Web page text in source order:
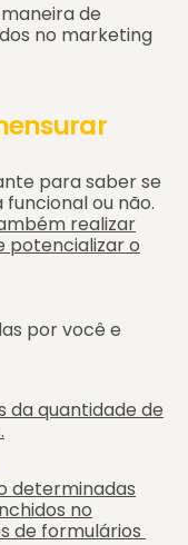
de
no marketing
para saber se
ou não.
realizar
potencializar o
por você e
da quantidade de
determinadas
no
de formulários